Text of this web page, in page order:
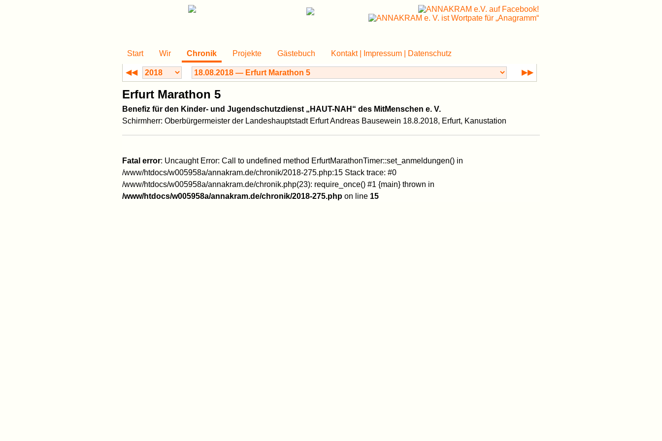
Start Wir Chronik Projekte Gästebuch Kontakt | Impressum | Datenschutz
◀◀ ▶▶
Erfurt Marathon 5
Benefiz für den Kinder- und Jugendschutzdienst „HAUT-NAH“ des MitMenschen e. V.
Schirmherr: Oberbürgermeister der Landeshauptstadt Erfurt Andreas Bausewein 18.8.2018, Erfurt, Kanustation
Fatal error: Uncaught Error: Call to undefined method ErfurtMarathonTimer::set_anmeldungen() in
/www/htdocs/w005958a/annakram.de/chronik/2018-275.php:15 Stack trace: #0
/www/htdocs/w005958a/annakram.de/chronik.php(23): require_once() #1 {main} thrown in
/www/htdocs/w005958a/annakram.de/chronik/2018-275.php on line 15